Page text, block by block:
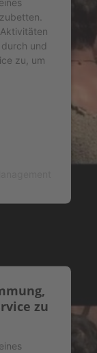
und
zu, um
zu